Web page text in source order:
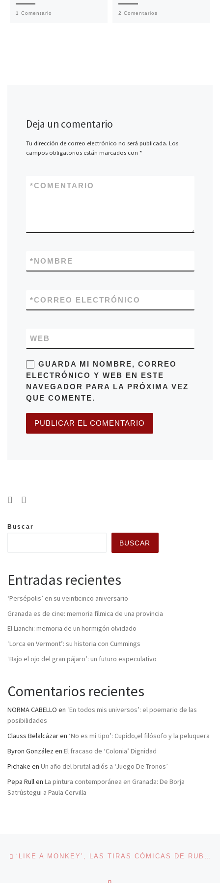
1 Comentario 2 Comentarios
Deja un comentario
Tu dirección de correo electrónico no será publicada. Los
campos obligatorios están marcados con *
COMENTARIO
*
NOMBRE
*
CORREO ELECTRÓNICO
*
WEB
GUARDA MI NOMBRE, CORREO
ELECTRÓNICO Y WEB EN ESTE
NAVEGADOR PARA LA PRÓXIMA VEZ
QUE COMENTE.
Buscar
BUSCAR
Entradas recientes
‘Persépolis’ en su veinticinco aniversario
Granada es de cine: memoria fílmica de una provincia
El Lianchi: memoria de un hormigón olvidado
‘Lorca en Vermont’: su historia con Cummings
‘Bajo el ojo del gran pájaro’: un futuro especulativo
Comentarios recientes
NORMA CABELLO en ‘En todos mis universos’: el poemario de las
posibilidades
Clauss Belalcázaren ‘No es mi tipo’: Cupido,el filósofo y la peluquera
Byron González en El fracaso de ‘Colonia’ Dignidad
Pichake en Un año del brutal adiós a ‘Juego De Tronos’
Pepa Rullen La pintura contemporánea en Granada: De Borja
Satrústegui a Paula Cervilla
Navegación de entradas ‘LIKE A MONKEY’, LAS TIRAS CÓMICAS DE RUBÉN FERNÁNDEZ